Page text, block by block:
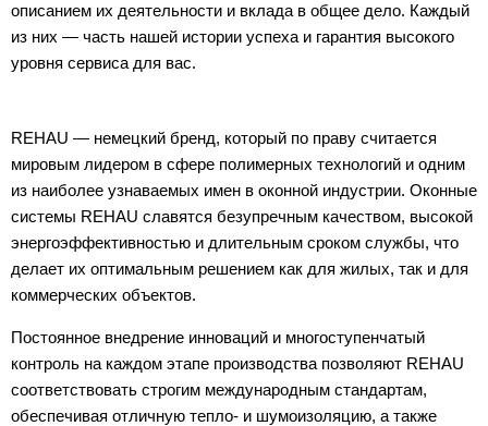
описанием их деятельности и вклада в общее дело. Каждый
из них — часть нашей истории успеха и гарантия высокого
уровня сервиса для вас.
REHAU — немецкий бренд, который по праву считается
мировым лидером в сфере полимерных технологий и одним
из наиболее узнаваемых имен в оконной индустрии. Оконные
системы REHAU славятся безупречным качеством, высокой
энергоэффективностью и длительным сроком службы, что
делает их оптимальным решением как для жилых, так и для
коммерческих объектов.
Постоянное внедрение инноваций и многоступенчатый
контроль на каждом этапе производства позволяют REHAU
соответствовать строгим международным стандартам,
обеспечивая отличную тепло- и шумоизоляцию, а также